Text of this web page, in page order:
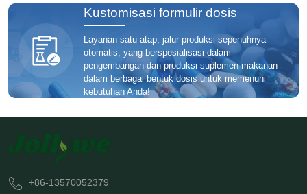
Kustomisasi formulir dosis
Layanan satu atap, jalur produksi sepenuhnya
otomatis, yang berspesialisasi dalam
pengembangan dan produksi suplemen makanan
dalam berbagai bentuk dosis untuk memenuhi
kebutuhan Anda!
+86-13570052379